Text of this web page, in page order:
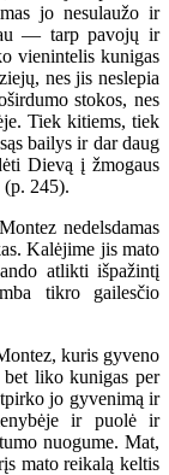
jo nesulaužo ir
— tarp pavojų ir
vienintelis kunigas
nes jis neslepia
stokos, nes
Tiek kitiems, tiek
bailys ir dar daug
Dievą į žmogaus
245).
nedelsdamas
Kalėjime jis mato
atlikti išpažintį
tikro gailesčio
kuris gyveno
liko kunigas per
jo gyvenimą ir
ir puolė ir
nuogume. Mat,
mato reikalą keltis